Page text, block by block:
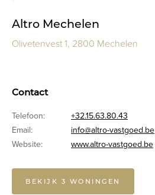
Altro Mechelen
Olivetenvest 1, 2800 Mechelen
Contact
Telefoon:
+32.15.63.80.43
Email:
info@altro-vastgoed.be
Website:
www.altro-vastgoed.be
BEKIJK 3 WONINGEN